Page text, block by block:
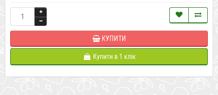
КУПИТИ
Купити в 1 клік